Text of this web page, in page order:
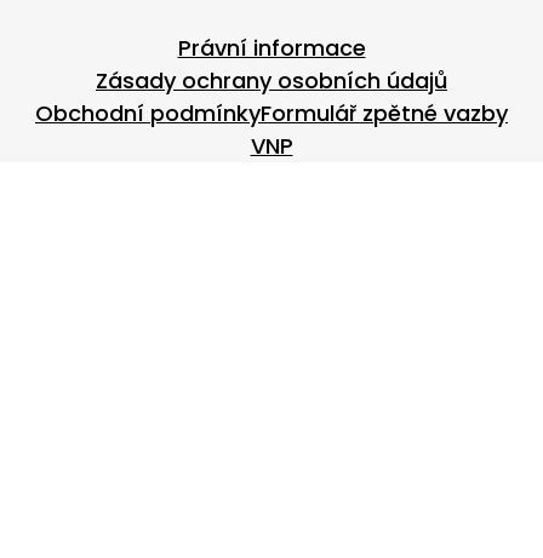
Právní informace
Zásady ochrany osobních údajů
Obchodní podmínkyFormulář zpětné vazby
VNP